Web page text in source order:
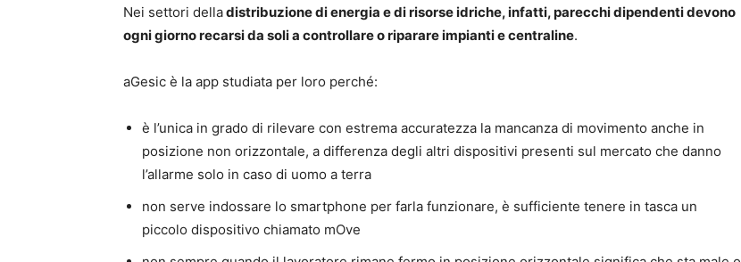
Nei settori delladistribuzione di energia e di risorse idriche, infatti, parecchi dipendenti devono
ogni giorno recarsi da soli a controllare o riparare impianti e centraline.
aGesic è la app studiata per loro perché:
è l’unica in grado di rilevare con estrema accuratezza la mancanza di movimento anche in
posizione non orizzontale, a differenza degli altri dispositivi presenti sul mercato che danno
l’allarme solo in caso di uomo a terra
non serve indossare lo smartphone per farla funzionare, è sufficiente tenere in tasca un
piccolo dispositivo chiamato mOve